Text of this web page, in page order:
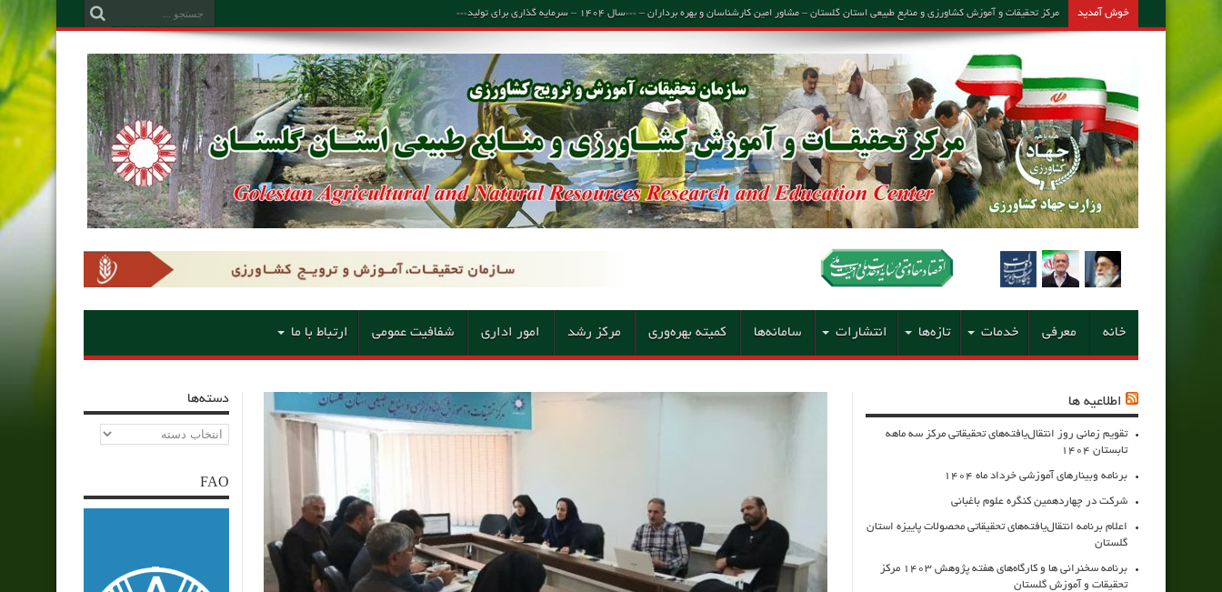
خوش آمدید مرکز تحقیقات و آموزش کشاورزی و منابع طبیعی استان گلستان – مشاور امین کارشناسان و بهره برداران – ***سال ۱۴۰۴ – سرمایه گذاری برای تولید***
خانه معرفی خدمات تازه‌ها انتشارات سامانه‌ها کمیته بهره‌وری مرکز رشد امور اداری شفافیت عمومی ارتباط با ما
دسته‌ها
دسته‌ها
FAO
اطلاعیه ها
تقویم زمانی روز انتقال‌یافته‌های تحقیقاتی مرکز سه ماهه
تابستان 1404
برنامه وبینارهای آموزشی خرداد ماه 1404
شرکت در چهاردهمین کنگره علوم باغبانی
اعلام برنامه انتقال‌یافته‌های تحقیقاتی محصولات پاییزه استان
گلستان
برنامه سخنرانی ها و کارگاه‌های هفته پژوهش 1403 مرکز
تحقیقات و آموزش گلستان